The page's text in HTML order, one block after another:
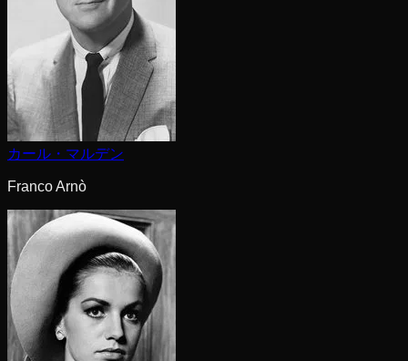
カール・マルデン
Franco Arnò